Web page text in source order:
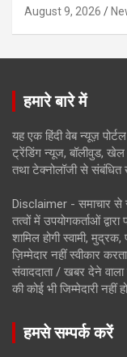
August 9, 2026
हमारे बारे में
यह एक हिंदी वेब न्यूज़
ट्रेंडिंग न्यूज, बॉलीवुड,
तथा टेक्नोलॉजी से संबंधित
Disclaimer - समाचार से
तत्वों में उपयोगकर्ताओं
शामिल होगी स्वामी,
ज़िम्मेदार नहीं स्वीकार
संवाददाता / खबर देने
की कोई भी जिम्मेदारी नहीं
हमसे सम्पर्क करें